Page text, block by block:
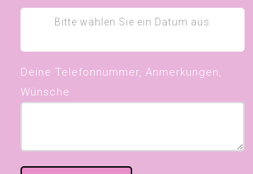
Bitte wählen Sie ein Datum aus
Deine Telefonnummer, Anmerkungen,
Wünsche